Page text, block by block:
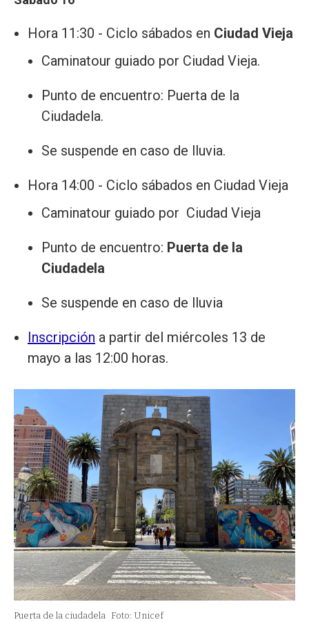
Hora 11:30 - Ciclo sábados en Ciudad Vieja
Caminatour guiado por Ciudad Vieja.
Punto de encuentro: Puerta de la
Ciudadela.
Se suspende en caso de lluvia.
Hora 14:00 - Ciclo sábados en Ciudad Vieja
Caminatour guiado por Ciudad Vieja
Punto de encuentro: Puerta de la
Ciudadela
Se suspende en caso de lluvia
Inscripción a partir del miércoles 13 de
mayo a las 12:00 horas.
Puerta de la ciudadela Foto: Unicef